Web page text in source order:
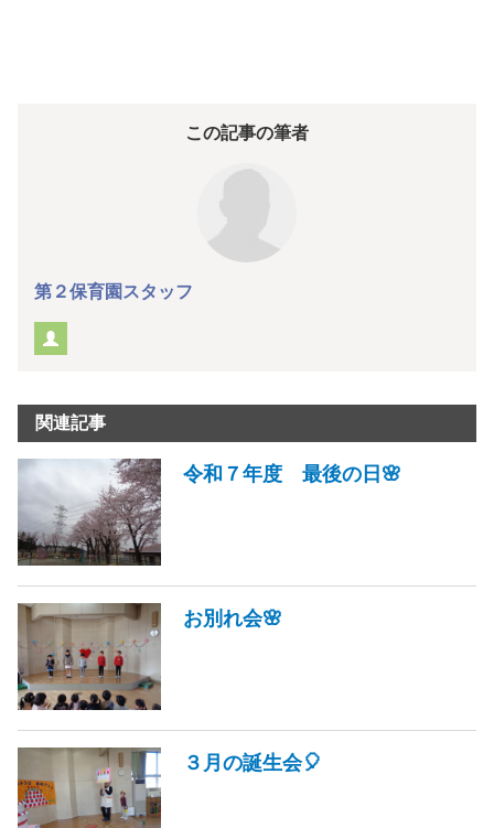
この記事の筆者
第２保育園スタッフ
関連記事
令和７年度 最後の日🌸
お別れ会🌸
３月の誕生会🎈